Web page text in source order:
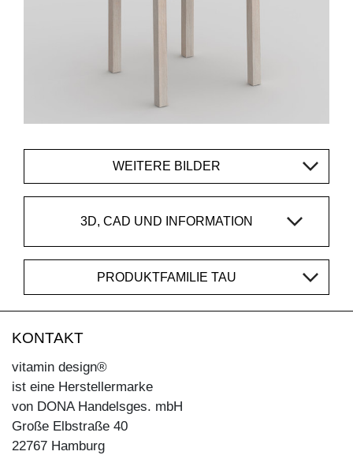
WEITERE BILDER
3D, CAD UND INFORMATION
PRODUKTFAMILIE TAU
KONTAKT
vitamin design®
ist eine Herstellermarke
von DONA Handelsges. mbH
Große Elbstraße 40
22767 Hamburg